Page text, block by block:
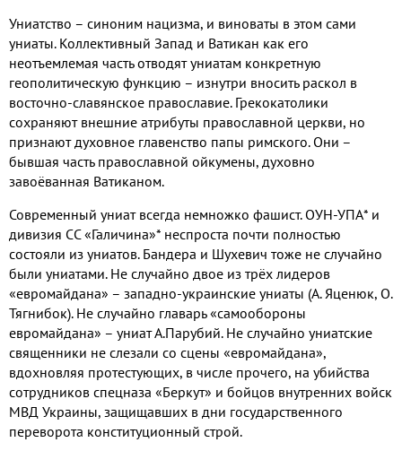
Униатство – синоним нацизма, и виноваты в этом сами
униаты. Коллективный Запад и Ватикан как его
неотъемлемая часть отводят униатам конкретную
геополитическую функцию – изнутри вносить раскол в
восточно-славянское православие. Грекокатолики
сохраняют внешние атрибуты православной церкви, но
признают духовное главенство папы римского.Они –
бывшая часть православной ойкумены, духовно
завоёванная Ватиканом.
Современный униат всегда немножко фашист.ОУН-УПА* и
дивизия СС «Галичина»* неспроста почти полностью
состояли из униатов. Бандера и Шухевич тоже не случайно
были униатами. Не случайно двое из трёх лидеров
«евромайдана» – западно-украинские униаты (А. Яценюк, О.
Тягнибок). Не случайно главарь «самообороны
евромайдана» – униат А.Парубий. Не случайно униатские
священники не слезали со сцены «евромайдана»,
вдохновляя протестующих, в числе прочего, на убийства
сотрудников спецназа «Беркут» и бойцов внутренних войск
МВД Украины, защищавших в дни государственного
переворота конституционный строй.